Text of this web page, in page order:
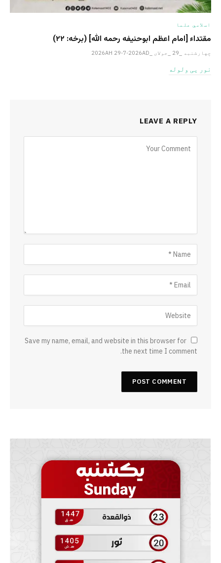
اسلامي علما
مقتداء [امام اعظم ابوحنیفه رحمه الله‎] (برخه: ۲۲)
چهارشنبه _29 _جولای _2026AH 29-7-2026AD
نور یی ولوله
LEAVE A REPLY
Save my name, email, and website in this browser for
the next time I comment.